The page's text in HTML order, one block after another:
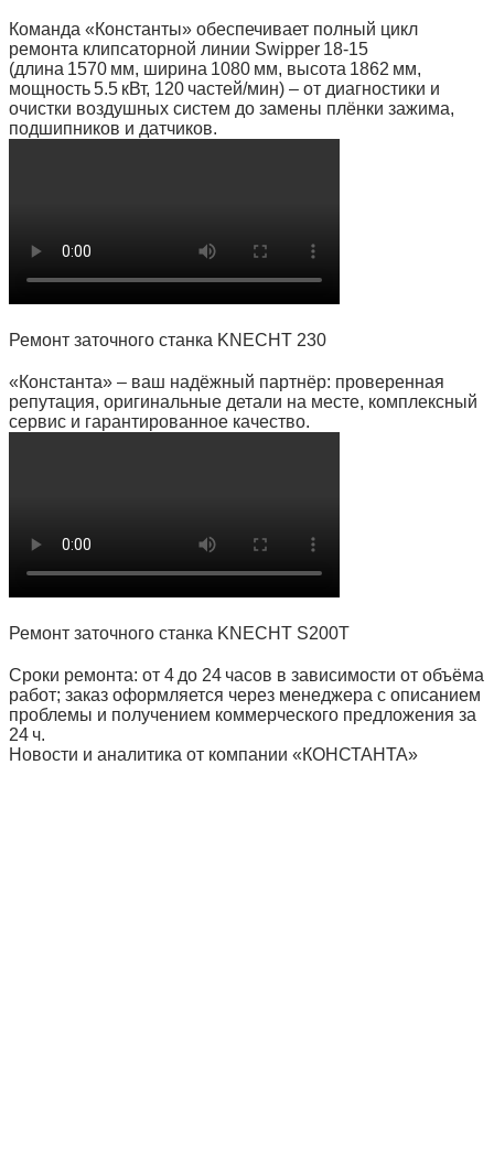
Команда «Константы» обеспечивает полный цикл
ремонта клипсаторной линии Swipper 18‑15
(длина 1570 мм, ширина 1080 мм, высота 1862 мм,
мощность 5.5 кВт, 120 частей/мин) – от диагностики и
очистки воздушных систем до замены плёнки зажима,
подшипников и датчиков.
Ремонт заточного станка KNECHT 230
«Константа» – ваш надёжный партнёр: проверенная
репутация, оригинальные детали на месте, комплексный
сервис и гарантированное качество.
Ремонт заточного станка KNECHT S200T
Сроки ремонта: от 4 до 24 часов в зависимости от объёма
работ; заказ оформляется через менеджера с описанием
проблемы и получением коммерческого предложения за
24 ч.
Новости и аналитика от компании «КОНСТАНТА»